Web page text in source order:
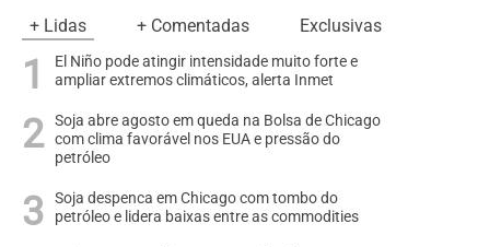
+ Lidas + Comentadas Exclusivas
El Niño pode atingir intensidade muito forte e
ampliar extremos climáticos, alerta Inmet
Soja abre agosto em queda na Bolsa de Chicago
com clima favorável nos EUA e pressão do
petróleo
Soja despenca em Chicago com tombo do
petróleo e lidera baixas entre as commodities